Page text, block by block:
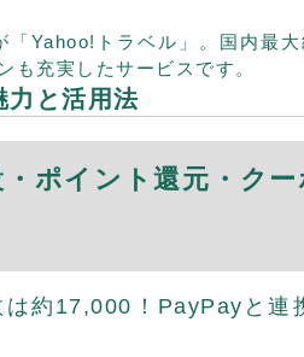
Yahoo!トラベル」。国内最大
も充実したサービスです。
と活用法
ポイント還元・ク
約17,000！PayPayと連